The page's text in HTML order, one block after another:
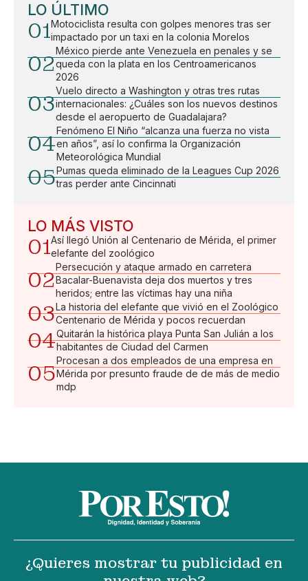
LO ÚLTIMO
01Motociclista resulta con golpes menores tras ser
impactado por un taxi en la colonia Morelos
02
México pierde ante Venezuela en penales y se
queda con la plata en los Centroamericanos
2026
03
Vuelo directo a Washington y otras tres rutas
internacionales: ¿Cuáles son los nuevos destinos
desde el aeropuerto de Guadalajara?
04
Fenómeno El Niño “alcanza una fuerza no vista
en años”, así lo confirma la Organización
Meteorológica Mundial
05Pumas queda eliminado de la Leagues Cup 2026
tras perder ante Cincinnati
LO MÁS VISTO
01Así llegó Unión al Centenario de Mérida, el primer
elefante del zoológico
02
Persecución y ataque armado en carretera
Bacalar-Buenavista deja dos muertos y tres
heridos; entre las víctimas hay una niña
03La historia del elefante que vivió en el Zoológico
Centenario de Mérida y pocos recuerdan
04Quitarán la histórica playa Punta San Julián a los
habitantes de Ciudad del Carmen
05
Procesan a dos empleados de una empresa en
Mérida por presunto fraude de de más de medio
mdp
¿Quieres mostrar tu publicidad en